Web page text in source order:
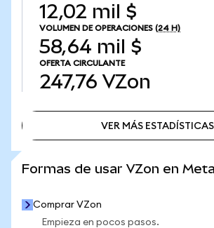
12,02 mil $
VOLUMEN DE OPERACIONES (24 H)
58,64 mil $
OFERTA CIRCULANTE
247,76 VZon
VER MÁS ESTADÍSTICAS
Formas de usar VZon en
Comprar VZon
Empieza en pocos pasos.